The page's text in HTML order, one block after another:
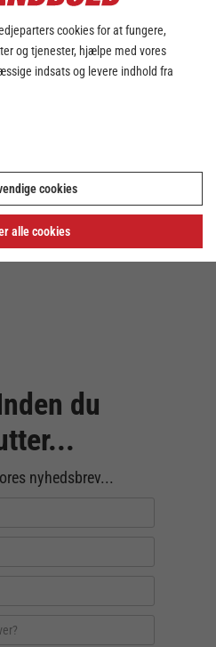
du
nyhedsbrev...
cookies for at fungere,
og tjenester, hjælpe med vores
indsats og levere indhold fra
cookies
alle cookies